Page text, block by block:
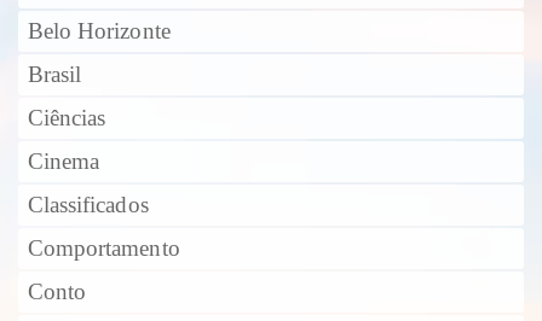
Belo Horizonte
Brasil
Ciências
Cinema
Classificados
Comportamento
Conto